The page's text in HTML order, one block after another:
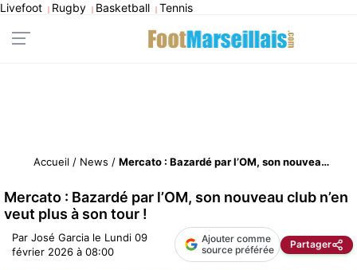
Livefoot | Rugby | Basketball | Tennis
Accueil / News / Mercato : Bazardé par l’OM, son nouveau club n’en veut plus à son tour !
Mercato : Bazardé par l’OM, son nouveau club n’en
veut plus à son tour !
Par José Garcia le Lundi 09
février 2026 à 08:00
Ajouter comme
source préférée
Partager